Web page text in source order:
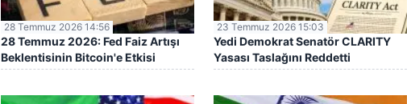
28 Temmuz 2026 14:56
28 Temmuz 2026: Fed Faiz Artışı
Beklentisinin Bitcoin'e Etkisi
23 Temmuz 2026 15:03
Yedi Demokrat Senatör CLARITY
Yasası Taslağını Reddetti